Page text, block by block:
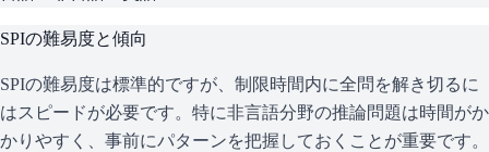
SPIの難易度と傾向
SPIの難易度は標準的ですが、制限時間内に全問を解き切るに
はスピードが必要です。特に非言語分野の推論問題は時間がか
かりやすく、事前にパターンを把握しておくことが重要です。